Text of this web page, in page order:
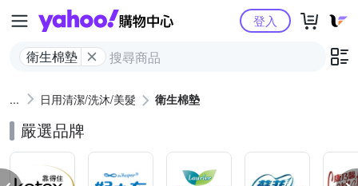
Yahoo購物中心
衛生棉墊
登入
日用清潔/洗沐/美髮 衛生棉墊
嚴選品牌